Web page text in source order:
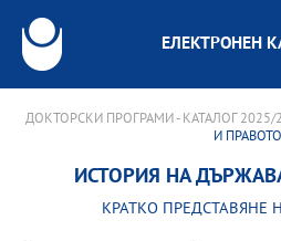
ЕЛЕКТРОНЕН
ДОКТОРСКИ ПРОГРАМИ - КАТАЛОГ 2025/
И ПРАВОТО
ИСТОРИЯ НА
КРАТКО ПРЕДСТАВЯНЕ